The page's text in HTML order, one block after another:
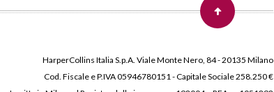
HarperCollins Italia S.p.A. Viale Monte Nero, 84 - 20135 Milano
Cod. Fiscale e P.IVA 05946780151 - Capitale Sociale 258.250 €